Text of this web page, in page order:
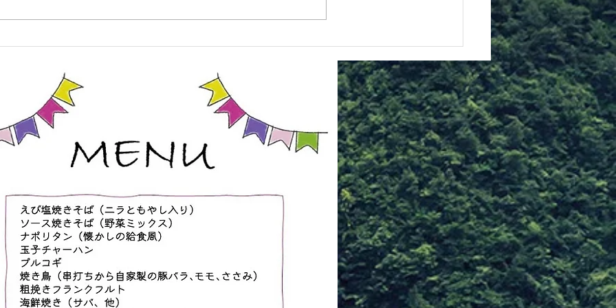
なります。 ■10:00から10:50は通
様向けとなっており、お子様と気
持ちよく汗をかく内容になってい
ます ・体験大歓迎ですので、
・お子様が道場生の保護者の
方、ご兄弟の参加はもちろん大歓
迎です ・お子様が道
てね！